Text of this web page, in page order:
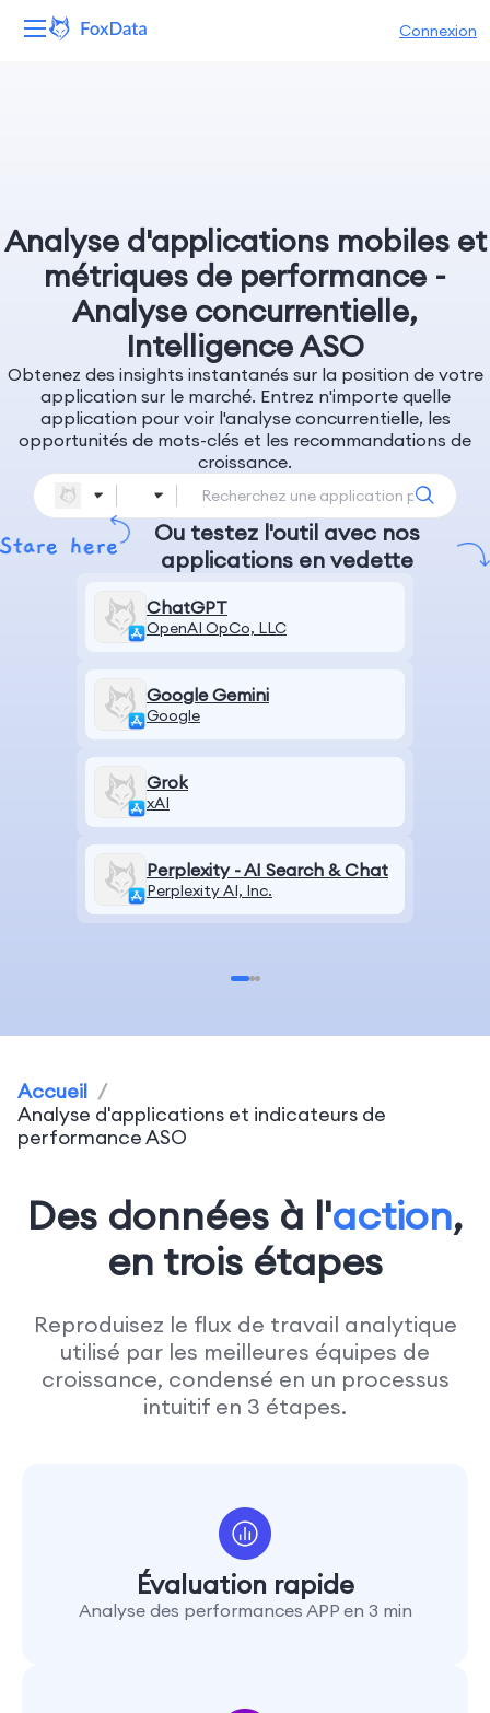
Connexion
Ressources
Entreprise
Analyse d'applications mobiles et
métriques de performance -
Analyse concurrentielle,
Intelligence ASO
Obtenez des insights instantanés sur la position de votre
application sur le marché. Entrez n'importe quelle
application pour voir l'analyse concurrentielle, les
opportunités de mots-clés et les recommandations de
croissance.
Ou testez l'outil avec nos
applications en vedette
ChatGPT
OpenAI OpCo, LLC
Google Gemini
Google
Grok
xAI
Perplexity - AI Search & Chat
Perplexity AI, Inc.
Accueil /
Analyse d'applications et indicateurs de
performance ASO
Des données à l'action,
en trois étapes
Reproduisez le flux de travail analytique
utilisé par les meilleures équipes de
croissance, condensé en un processus
intuitif en 3 étapes.
Évaluation rapide
Analyse des performances APP en 3 min